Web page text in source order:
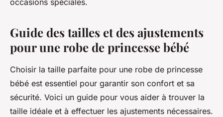
occasions spéciales.
Guide des tailles et des ajustements
pour une robe de princesse bébé
Choisir la taille parfaite pour une robe de princesse
bébé est essentiel pour garantir son confort et sa
sécurité. Voici un guide pour vous aider à trouver la
taille idéale et à effectuer les ajustements nécessaires.